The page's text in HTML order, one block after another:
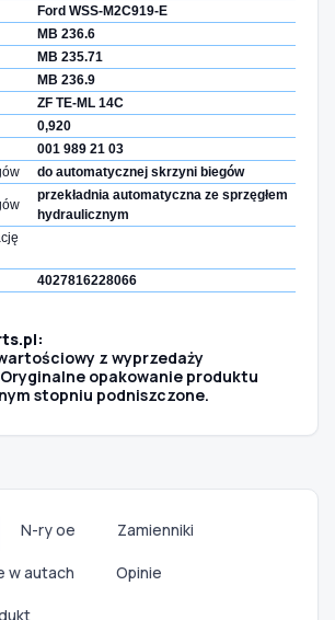
Ford WSS-M2C919-E
MB 236.6
MB 235.71
MB 236.9
ZF TE-ML 14C
0,920
001 989 21 03
do automatycznej skrzyni biegów
przekładnia automatyczna ze sprzęgłem
hydraulicznym
4027816228066
z wyprzedaży
opakowanie produktu
stopniu podniszczone.
N-ry oe Zamienniki
w autach Opinie